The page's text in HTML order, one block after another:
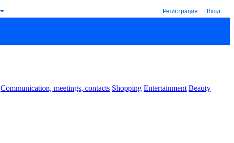
Регистрация Вход
Communication, meetings, contacts Shopping Entertainment Beauty